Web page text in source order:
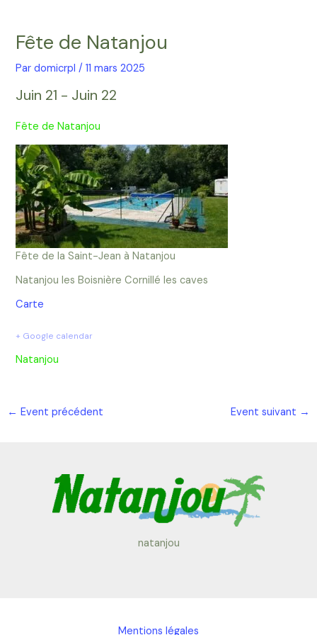
contenu
Fête de Natanjou
Pardomicrpl/11 mars 2025
Juin 21 - Juin 22
Fête de Natanjou
Fête de la Saint-Jean à Natanjou
Natanjou les Boisnière Cornillé les caves
Carte
+ Google calendar
Natanjou
articles
← Event précédent Event suivant →
natanjou
Mentions légales